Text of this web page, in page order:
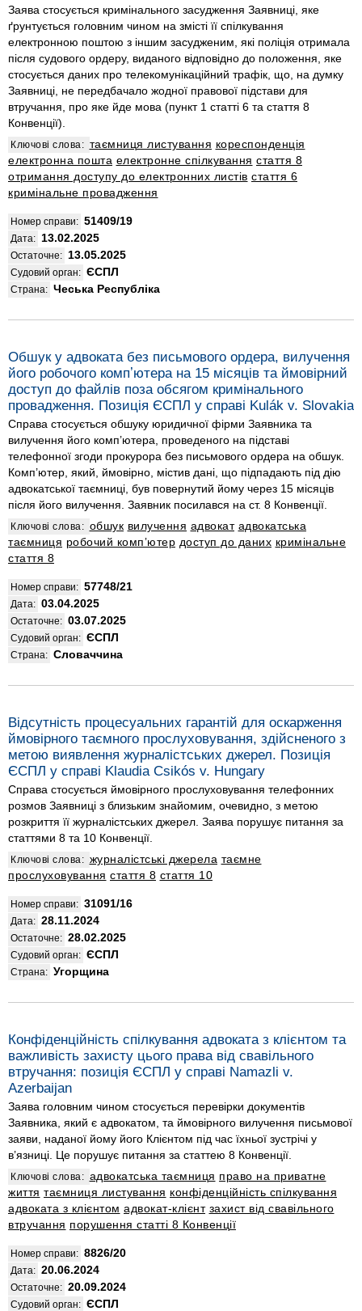
Заява стосується кримінального засудження Заявниці, яке
ґрунтується головним чином на змісті її спілкування
електронною поштою з іншим засудженим, які поліція отримала
після судового ордеру, виданого відповідно до положення, яке
стосується даних про телекомунікаційний трафік, що, на думку
Заявниці, не передбачало жодної правової підстави для
втручання, про яке йде мова (пункт 1 статті 6 та стаття 8
Конвенції).
Ключові слова: таємниця листування кореспонденція
електронна пошта електронне спілкування стаття 8
отримання доступу до електронних листів стаття 6
кримінальне провадження
Номер справи: 51409/19
Дата: 13.02.2025
Остаточне: 13.05.2025
Судовий орган: ЄСПЛ
Страна: Чеська Республіка
Обшук у адвоката без письмового ордера, вилучення
його робочого компʼютера на 15 місяців та ймовірний
доступ до файлів поза обсягом кримінального
провадження. Позиція ЄСПЛ у справі Kulák v. Slovakia
Справа стосується обшуку юридичної фірми Заявника та
вилучення його комп’ютера, проведеного на підставі
телефонної згоди прокурора без письмового ордера на обшук.
Комп’ютер, який, ймовірно, містив дані, що підпадають під дію
адвокатської таємниці, був повернутий йому через 15 місяців
після його вилучення. Заявник посилався на ст. 8 Конвенції.
Ключові слова: обшук вилучення адвокат адвокатська
таємниця робочий компʼютер доступ до даних кримінальне
стаття 8
Номер справи: 57748/21
Дата: 03.04.2025
Остаточне: 03.07.2025
Судовий орган: ЄСПЛ
Страна: Словаччина
Відсутність процесуальних гарантій для оскарження
ймовірного таємного прослуховування, здійсненого з
метою виявлення журналістських джерел. Позиція
ЄСПЛ у справі Klaudia Csikós v. Hungary
Справа стосується ймовірного прослуховування телефонних
розмов Заявниці з близьким знайомим, очевидно, з метою
розкриття її журналістських джерел. Заява порушує питання за
статтями 8 та 10 Конвенції.
Ключові слова: журналістські джерела таємне
прослуховування стаття 8 стаття 10
Номер справи: 31091/16
Дата: 28.11.2024
Остаточне: 28.02.2025
Судовий орган: ЄСПЛ
Страна: Угорщина
Конфіденційність спілкування адвоката з клієнтом та
важливість захисту цього права від свавільного
втручання: позиція ЄСПЛ у справі Namazli v.
Azerbaijan
Заява головним чином стосується перевірки документів
Заявника, який є адвокатом, та ймовірного вилучення письмової
заяви, наданої йому його Клієнтом під час їхньої зустрічі у
в’язниці. Це порушує питання за статтею 8 Конвенції.
Ключові слова: адвокатська таємниця право на приватне
життя таємниця листування конфіденційність спілкування
адвоката з клієнтом адвокат-клієнт захист від свавільного
втручання порушення статті 8 Конвенції
Номер справи: 8826/20
Дата: 20.06.2024
Остаточне: 20.09.2024
Судовий орган: ЄСПЛ